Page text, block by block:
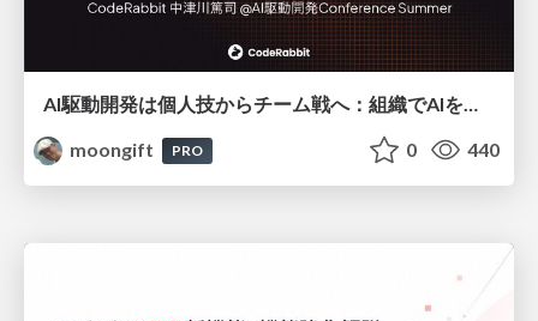
AI駆動開発は個人技からチーム戦へ：組織でAIを使いこなすための実践設計
moongift
PRO 0 440